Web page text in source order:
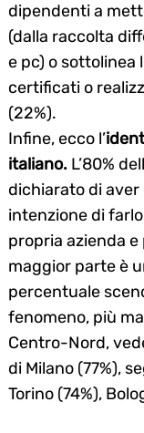
dipendenti a
(dalla raccolta
e pc) o sottolinea
certificati o
(22%).
Infine, ecco l’
italiano. L’80%
dichiarato di aver
intenzione di
propria azienda e
maggior parte è
percentuale
fenomeno, più
Centro-Nord,
di Milano (77%),
Torino (74%),
for: